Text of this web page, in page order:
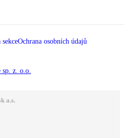
sekceOchrana osobních údajů
sp. z. o.o.
a.s.